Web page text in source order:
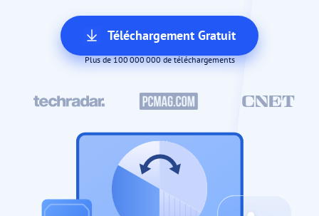
Téléchargement Gratuit
Plus de 100 000 000 de téléchargements